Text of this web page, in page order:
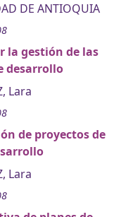
DE ANTIOQUIA
la gestión de las
desarrollo
Lara
de proyectos de
Lara